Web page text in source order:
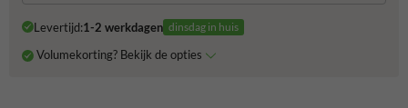
Levertijd:1-2 werkdagen dinsdag in huis
Volumekorting? Bekijk de opties